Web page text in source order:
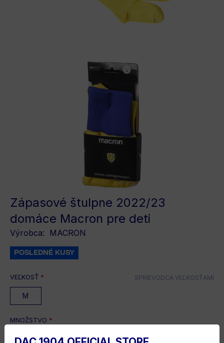
Zápasové štulpne 2022/23
domáce Macron pre deti
Výrobca: MACRON
POSLEDNÉ KUSY
SPRIEVODCA VEĽKOSŤAMI
VEĽKOSŤ *
M
MNOŽSTVO *
- +